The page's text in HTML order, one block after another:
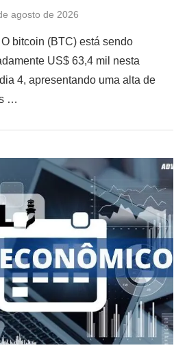
agosto de 2026
bitcoin (BTC) está sendo
US$ 63,4 mil nesta
4, apresentando uma alta de
…